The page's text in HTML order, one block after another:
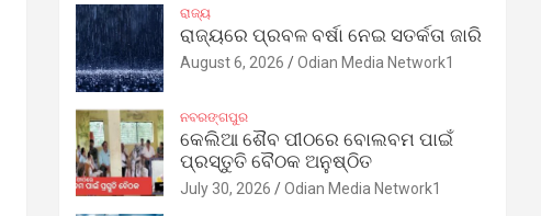
ରାଜ୍ୟ
ରାଜ୍ୟରେ ପ୍ରବଳ ବର୍ଷା ନେଇ ସତର୍କତା ଜାରି
August 6, 2026 Odian Media Network1
ନବରଙ୍ଗପୁର
କେଲିଆ ଶୈବ ପୀଠରେ ବୋଲବମ ପାଇଁ
ପ୍ରସ୍ତୁତି ବୈଠକ ଅନୁଷ୍ଠିତ
July 30, 2026 Odian Media Network1